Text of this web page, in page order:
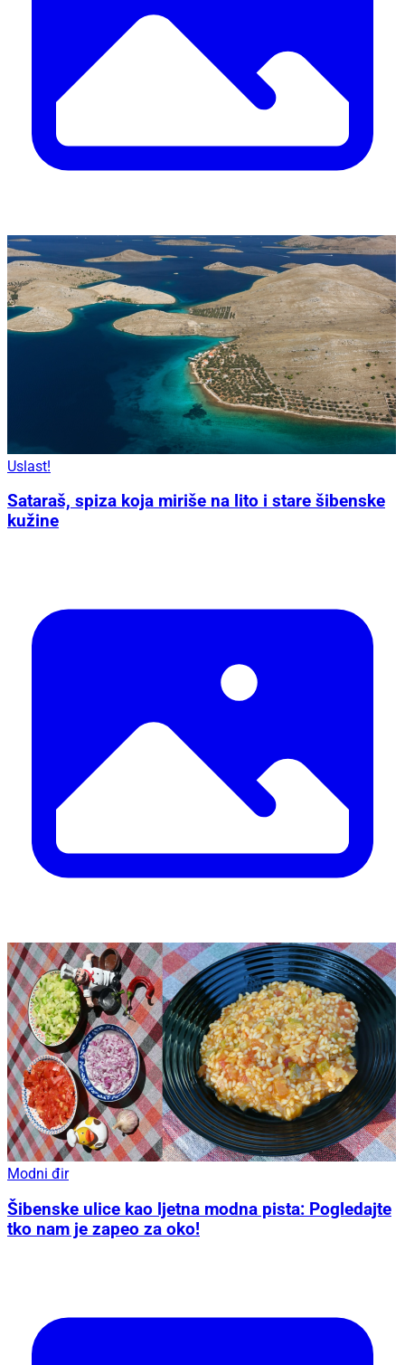
Uslast!
Sataraš, spiza koja miriše na lito i stare šibenske
kužine
Modni đir
Šibenske ulice kao ljetna modna pista: Pogledajte
tko nam je zapeo za oko!